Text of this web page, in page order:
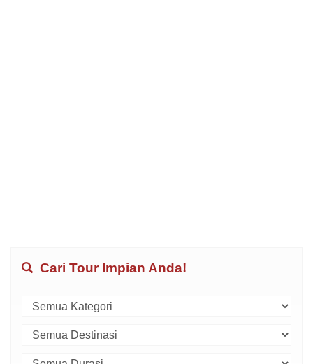
Cari Tour Impian Anda!